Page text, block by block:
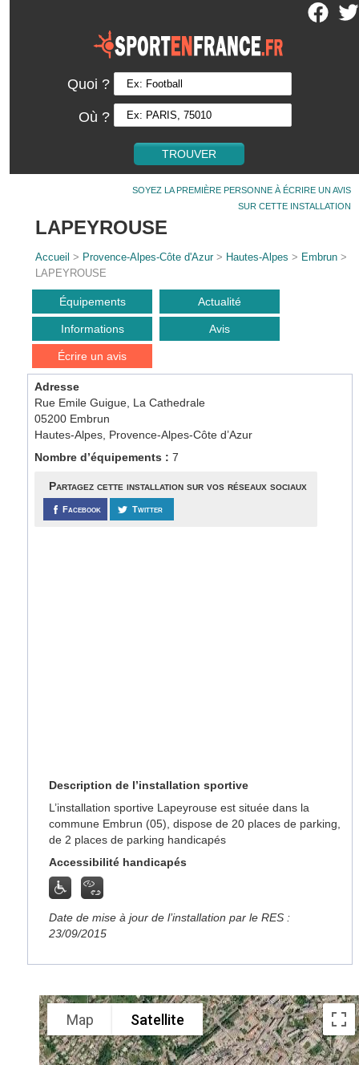
Quoi ?
Où ?
SOYEZ LA PREMIÈRE PERSONNE À ÉCRIRE UN AVIS
SUR CETTE INSTALLATION
LAPEYROUSE
Accueil > Provence-Alpes-Côte d'Azur> Hautes-Alpes > Embrun >
LAPEYROUSE
Équipements Actualité
Informations Avis
Écrire un avis
Adresse
Rue Emile Guigue, La Cathedrale
05200 Embrun
Hautes-Alpes, Provence-Alpes-Côte d’Azur
Nombre d’équipements :7
Partagez cette installation sur vos réseaux sociaux
Facebook Twitter
Description de l’installation sportive
L’installation sportive Lapeyrouse est située dans la
commune Embrun (05), dispose de 20 places de parking,
de 2 places de parking handicapés
Accessibilité handicapés
Date de mise à jour de l’installation par le RES :
23/09/2015
Map Satellite